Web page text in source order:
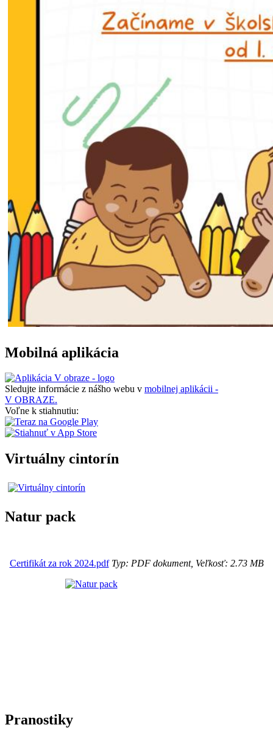
Mobilná aplikácia
Sledujte informácie z nášho webu v mobilnej aplikácii -
V OBRAZE.
Voľne k stiahnutiu:
Virtuálny cintorín
Natur pack
Certifikát za rok 2024.pdfTyp: PDF dokument, Veľkosť: 2.73 MB
Pranostiky